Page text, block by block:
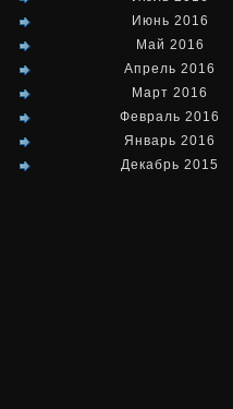
Июнь 2016
Май 2016
Апрель 2016
Март 2016
Февраль 2016
Январь 2016
Декабрь 2015